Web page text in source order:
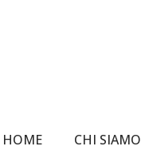
HOME CHI SIAMO